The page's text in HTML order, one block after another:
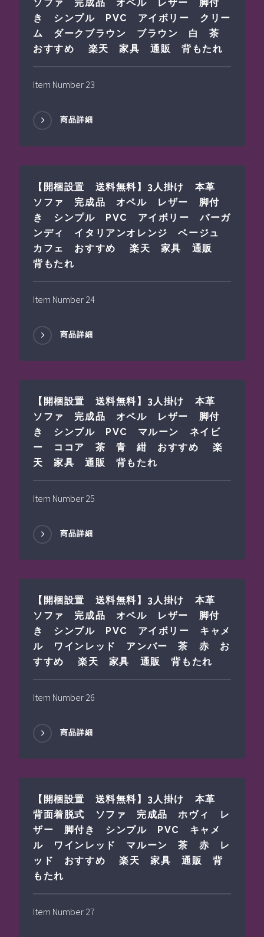
ソファ 完成品 オペル レザー 脚付
き シンプル PVC アイボリー クリー
ム ダークブラウン ブラウン 白 茶
おすすめ 楽天 家具 通販 背もたれ
Item Number 23
商品詳細
【開梱設置 送料無料】3人掛け 本革
ソファ 完成品 オペル レザー 脚付
き シンプル PVC アイボリー バーガ
ンディ イタリアンオレンジ ベージュ
カフェ おすすめ 楽天 家具 通販
背もたれ
Item Number 24
商品詳細
【開梱設置 送料無料】3人掛け 本革
ソファ 完成品 オペル レザー 脚付
き シンプル PVC マルーン ネイビ
ー ココア 茶 青 紺 おすすめ 楽
天 家具 通販 背もたれ
Item Number 25
商品詳細
【開梱設置 送料無料】3人掛け 本革
ソファ 完成品 オペル レザー 脚付
き シンプル PVC アイボリー キャメ
ル ワインレッド アンバー 茶 赤 お
すすめ 楽天 家具 通販 背もたれ
Item Number 26
商品詳細
【開梱設置 送料無料】3人掛け 本革
背面着脱式 ソファ 完成品 ホヴィ レ
ザー 脚付き シンプル PVC キャメ
ル ワインレッド マルーン 茶 赤 レ
ッド おすすめ 楽天 家具 通販 背
もたれ
Item Number 27